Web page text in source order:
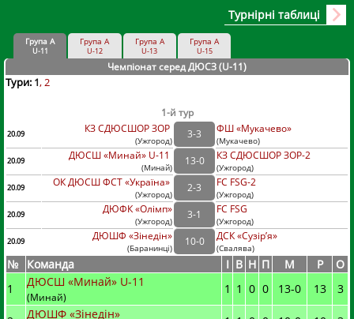
Турнірні таблиці
Група А
U-11
Група А
U-12
Група А
U-13
Група А
U-15
Чемпіонат серед ДЮСЗ (U-11)
Тури: 1 2
1-й тур
20.09 КЗ СДЮСШОР ЗОР
(Ужгород)
3-3 ФШ «Мукачево»
(Мукачево)
20.09
ДЮСШ «Минай» U-11
(Минай)
13-0 КЗ СДЮСШОР ЗОР-2
(Ужгород)
20.09
ОК ДЮСШ ФСТ «Україна»
(Ужгород)
2-3 FC FSG-2
(Ужгород)
20.09
ДЮФК «Олімп»
(Ужгород)
3-1 FC FSG
(Ужгород)
20.09
ДЮШФ «Зінедін»
(Баранинці)
10-0 ДСК «Сузір’я»
(Свалява)
№ Команда I В Н П М Р
О
1
ДЮСШ «Минай» U-11
(Минай)
1 1 0 0 13-0 13 3
ДЮШФ «Зінедін»